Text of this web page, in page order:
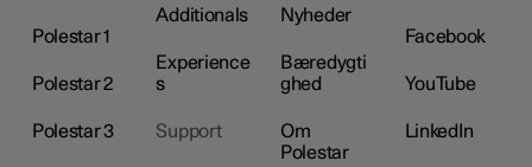
Polestar 1
Polestar 2
Polestar 3
Additionals
Experience
s
Support
Nyheder
Bæredygti
ghed
Om
Polestar
Facebook
YouTube
LinkedIn